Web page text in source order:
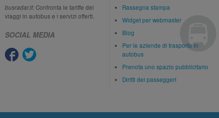
busradar.it: Confronta le tariffe dei
viaggi in autobus e i servizi offerti.
SOCIAL MEDIA
Rassegna stampa
Widget per webmaster
Blog
Per le aziende di trasporto in
autobus
Prenota uno spazio pubblicitario
Diritti dei passeggeri